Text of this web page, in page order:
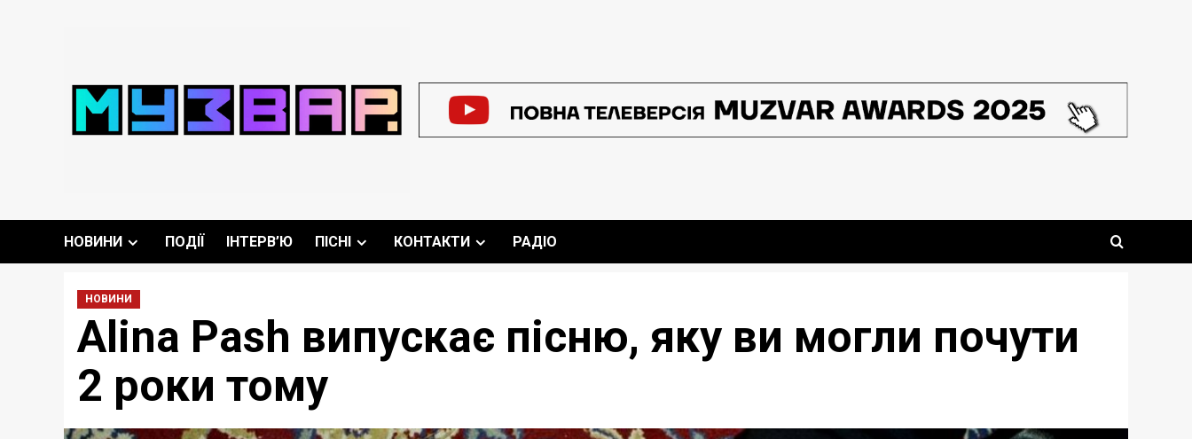
НОВИНИ ПОДІЇ ІНТЕРВ’Ю ПІСНІ КОНТАКТИ РАДІО
НОВИНИ
Alina Pash випускає пісню, яку ви могли почути
2 роки тому